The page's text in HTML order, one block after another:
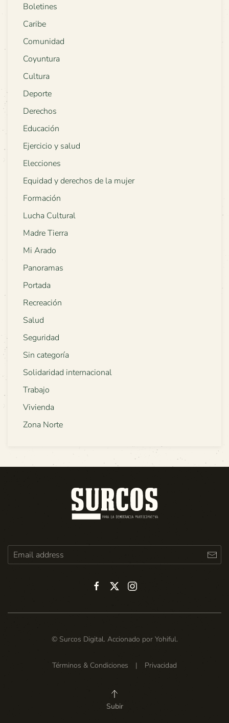
Boletines
Caribe
Comunidad
Coyuntura
Cultura
Deporte
Derechos
Educación
Ejercicio y salud
Elecciones
Equidad y derechos de la mujer
Formación
Lucha Cultural
Madre Tierra
Mi Arado
Panoramas
Portada
Recreación
Salud
Seguridad
Sin categoría
Solidaridad internacional
Trabajo
Vivienda
Zona Norte
© Surcos Digital. Accionado por Yohiful.
Términos & Condiciones | Privacidad
Subir